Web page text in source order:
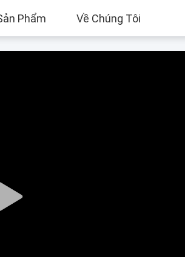
Phẩm Về Chúng Tôi
Play